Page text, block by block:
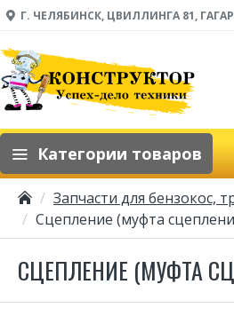
Г. ЧЕЛЯБИНСК, ЦВИЛЛИНГА 81,
Категории товаров
Запчасти для бензокос,
Сцепление (муфта
СЦЕПЛЕНИЕ (МУФТА